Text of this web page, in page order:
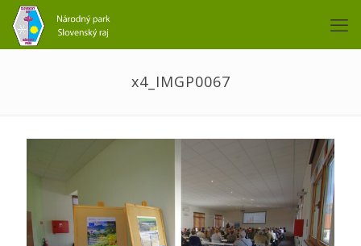
x4_IMGP0067